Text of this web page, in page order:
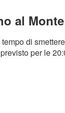
al
di
per le